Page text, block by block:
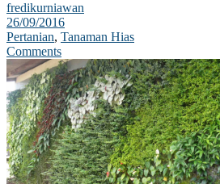
fredikurniawan
26/09/2016
Pertanian, Tanaman Hias
Comments